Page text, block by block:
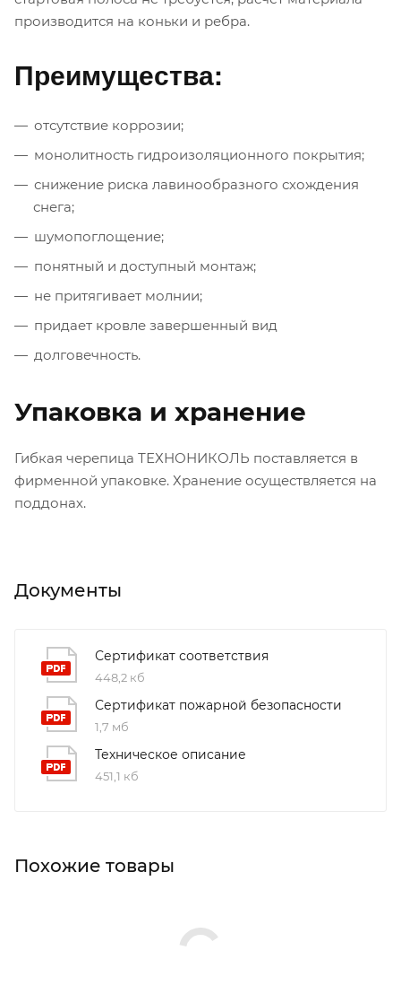
производится на коньки и ребра.
Преимущества:
отсутствие коррозии;
монолитность гидроизоляционного покрытия;
снижение риска лавинообразного схождения
снега;
шумопоглощение;
понятный и доступный монтаж;
не притягивает молнии;
придает кровле завершенный вид
долговечность.
Упаковка и хранение
Гибкая черепица ТЕХНОНИКОЛЬ поставляется в
фирменной упаковке. Хранение осуществляется на
поддонах.
Документы
Сертификат соответствия
448,2 кб
Сертификат пожарной безопасности
1,7 мб
Техническое описание
451,1 кб
Похожие товары